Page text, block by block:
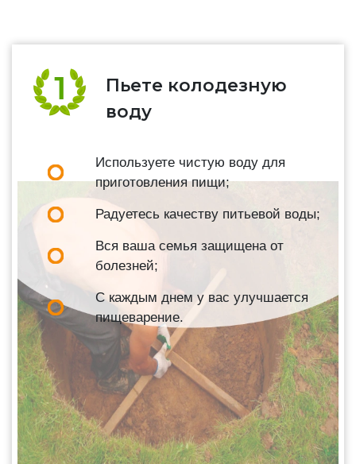
Пьете колодезную
воду
Используете чистую воду для
приготовления пищи;
Радуетесь качеству питьевой воды;
Вся ваша семья защищена от
болезней;
С каждым днем у вас улучшается
пищеварение.